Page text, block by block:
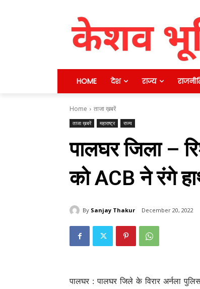
HOME देश राज्य
Home ताजा ख़बरें
ताजा ख़बरें महाराष्ट्र राज्य
पालघर जिला –
को ACB ने रंगे
By Sanjay Thakur December 20, 2022
पालघर : पालघर जिले के विरार अर्नला